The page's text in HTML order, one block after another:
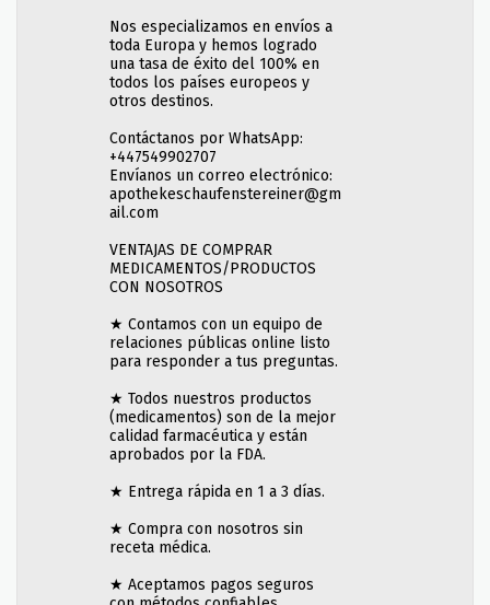
Nos especializamos en envíos a
toda Europa y hemos logrado
una tasa de éxito del 100% en
todos los países europeos y
otros destinos.
Contáctanos por WhatsApp:
+447549902707
Envíanos un correo electrónico:
apothekeschaufenstereiner@gm
ail.com
VENTAJAS DE COMPRAR
MEDICAMENTOS/PRODUCTOS
CON NOSOTROS
★ Contamos con un equipo de
relaciones públicas online listo
para responder a tus preguntas.
★ Todos nuestros productos
(medicamentos) son de la mejor
calidad farmacéutica y están
aprobados por la FDA.
★ Entrega rápida en 1 a 3 días.
★ Compra con nosotros sin
receta médica.
★ Aceptamos pagos seguros